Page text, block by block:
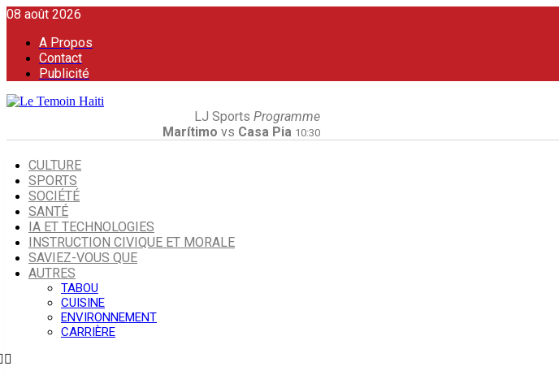
08 août 2026
A Propos
Contact
Publicité
LJ Sports Programme
Marítimo vs Casa Pia 10:30
CULTURE
SPORTS
SOCIÉTÉ
SANTÉ
IA ET TECHNOLOGIES
INSTRUCTION CIVIQUE ET MORALE
SAVIEZ-VOUS QUE
AUTRES
TABOU
CUISINE
ENVIRONNEMENT
CARRIÈRE